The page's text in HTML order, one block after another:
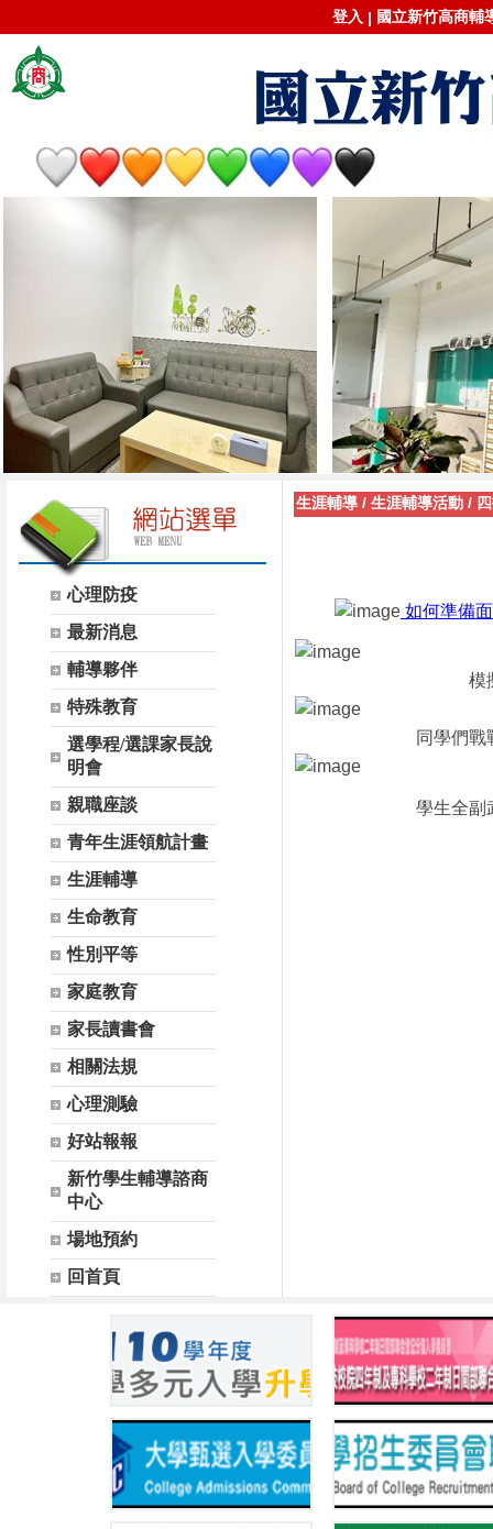
登入 | 國立新竹高商
心理防疫
最新消息
輔導夥伴
特殊教育
選學程/選課家長說
明會
親職座談
青年生涯領航計畫
生涯輔導
生命教育
性別平等
家庭教育
家長讀書會
相關法規
心理測驗
好站報報
新竹學生輔導諮商
中心
場地預約
回首頁
生涯輔導 / 生涯輔導活動 /
如何準備
模
同學們戰
學生全副